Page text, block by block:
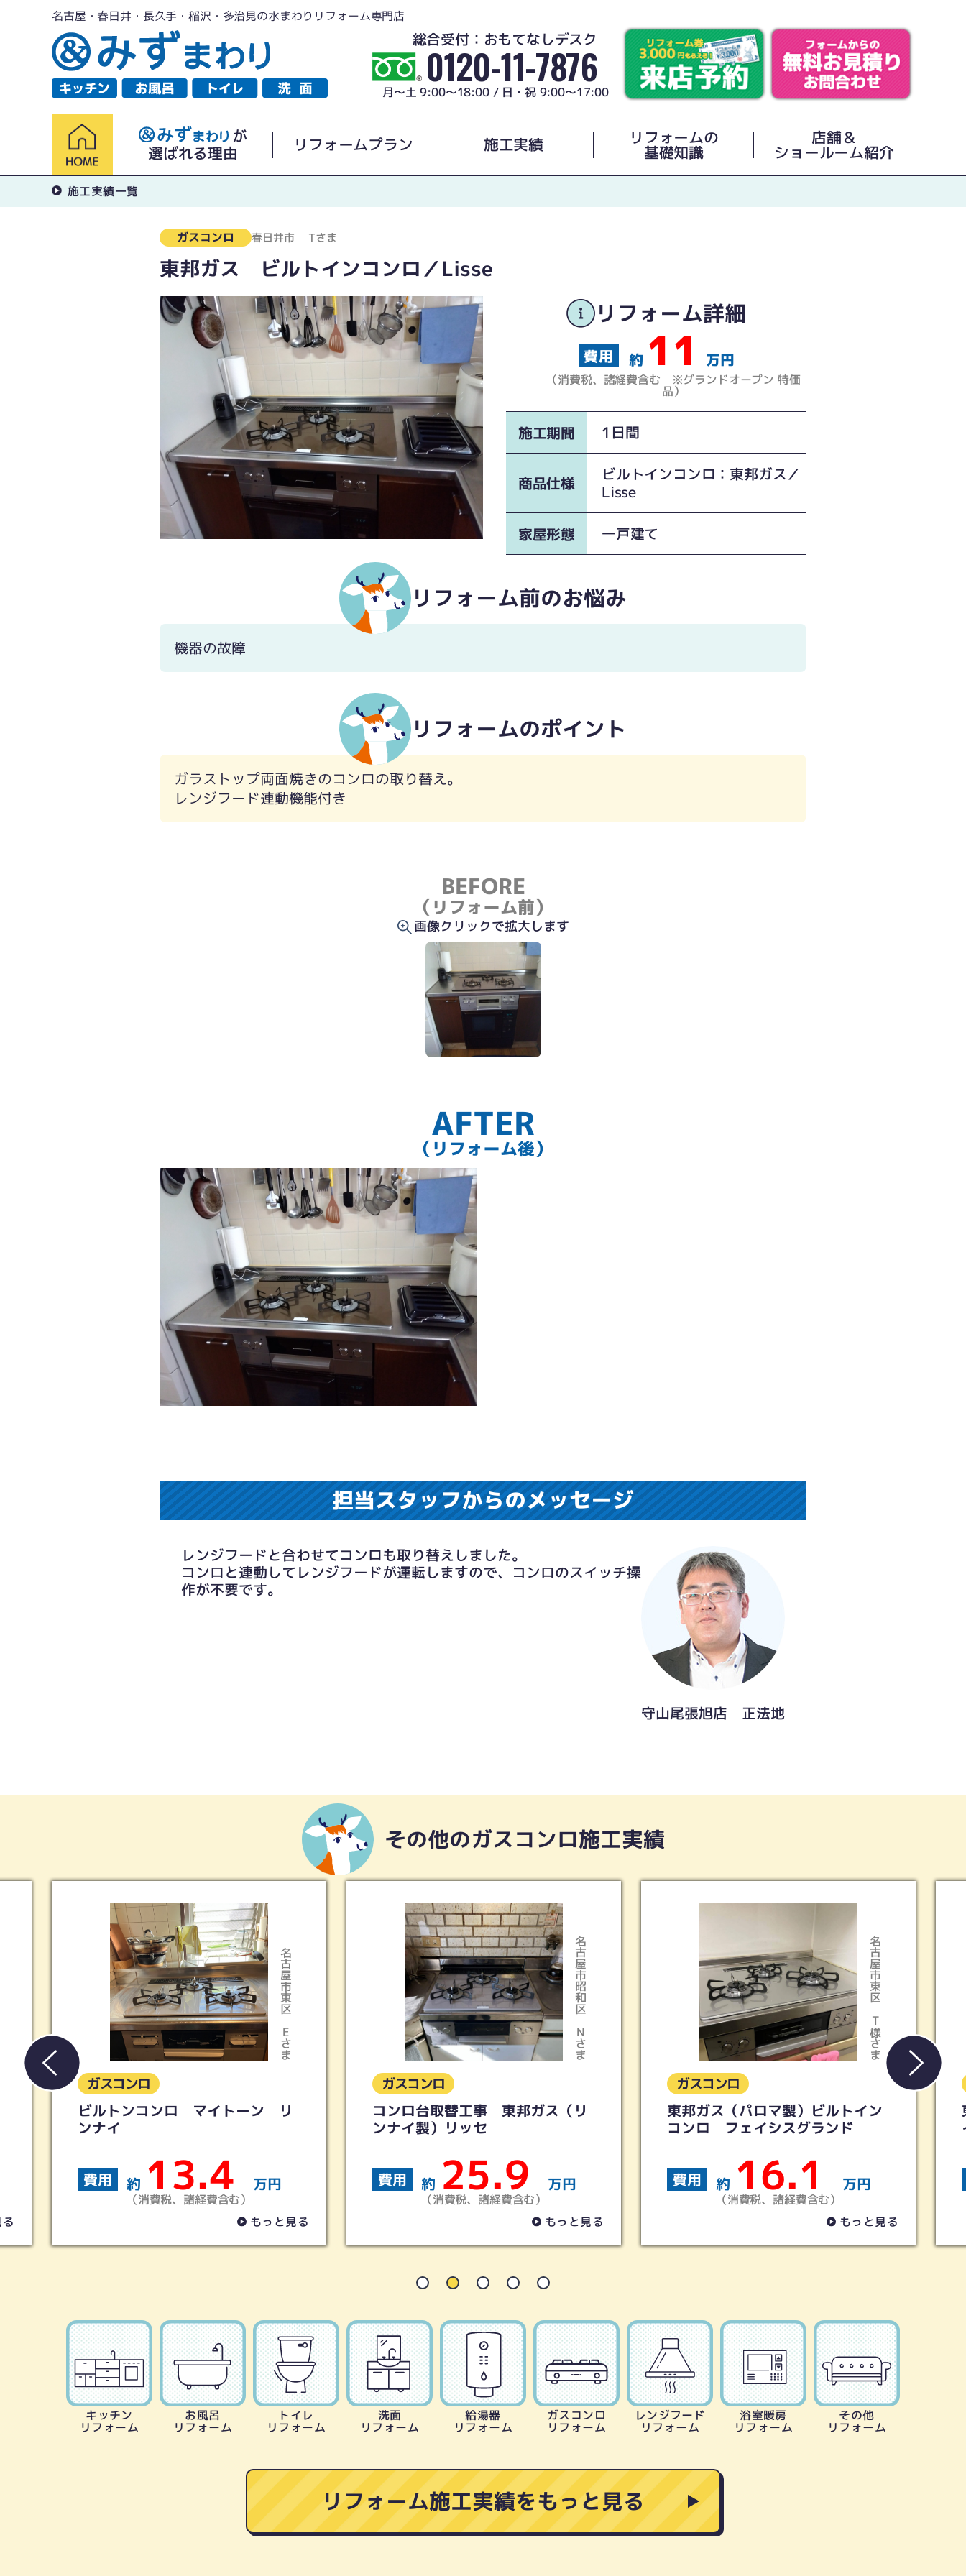
名古屋・春日井・長久手・稲沢・多治見の水まわりリフォーム専門店
総合受付：おもてなしデスク
0120-11-7876
月～土 9:00～18:00 / 日・祝 9:00～17:00
が
選ばれる理由
リフォームプラン 施工実績 リフォームの
基礎知識
店舗＆
ショールーム紹介
施工実績一覧
ガスコンロ 春日井市 Tさま
東邦ガス ビルトインコンロ／Lisse
リフォーム詳細
約 11 万円
（消費税、諸経費含む ※グランドオープン 特価
品）
施工期間 1日間
商品仕様
ビルトインコンロ：東邦ガス／
Lisse
家屋形態 一戸建て
リフォーム前のお悩み
機器の故障
リフォームのポイント
ガラストップ両面焼きのコンロの取り替え。
レンジフード連動機能付き
BEFORE
（リフォーム前）
画像クリックで拡大します
AFTER
（リフォーム後）
担当スタッフからのメッセージ
レンジフードと合わせてコンロも取り替えしました。
コンロと連動してレンジフードが運転しますので、コンロのスイッチ操
作が不要です。
守山尾張旭店 正法地
その他のガスコンロ施工実績
Eさま
っと見る
ガスコンロ
コンロ台取替工事 東邦ガス（リ
ンナイ製）リッセ
費用 約 25.9
（消費税、諸経費含む）
もっと見る
ガスコンロ
東邦ガス（パロマ製）ビルトイン
コンロ フェイシスグランド
費用 約 16.1
（消費税、諸経費含む）
もっと見る
Gさま
ガスコンロ
東邦ガス ビルトインコンロ/マ
イトーン
費用 約 12 万円
（消費税、諸経費含む）
もっと見る
キッチン
リフォーム
お風呂
リフォーム
トイレ
リフォーム
洗面
リフォーム
給湯器
リフォーム
ガスコンロ
リフォーム
レンジフード
リフォーム
浴室暖房
リフォーム
その他
リフォーム
リフォーム施工実績をもっと見る